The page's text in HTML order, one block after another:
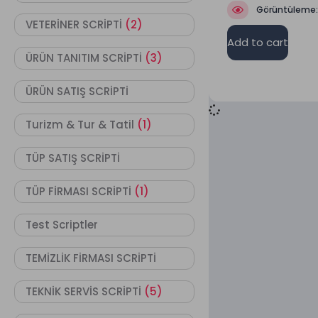
VETERİNER SCRİPTİ (2)
ÜRÜN TANITIM SCRİPTİ (3)
ÜRÜN SATIŞ SCRİPTİ
Turizm & Tur & Tatil (1)
TÜP SATIŞ SCRİPTİ
TÜP FİRMASI SCRİPTİ (1)
Test Scriptler
TEMİZLİK FİRMASI SCRİPTİ
TEKNİK SERVİS SCRİPTİ (5)
Görüntüleme:
Add to cart